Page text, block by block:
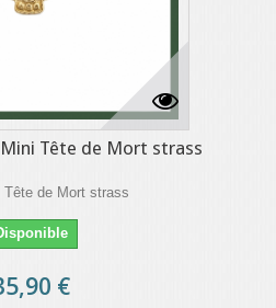
Tête de Mort strass
Tête de Mort strass
€